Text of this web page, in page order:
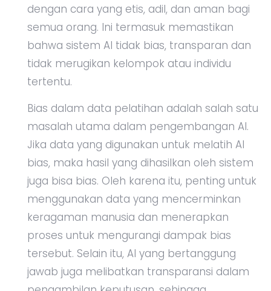
dengan cara yang etis, adil, dan aman bagi
semua orang. Ini termasuk memastikan
bahwa sistem AI tidak bias, transparan dan
tidak merugikan kelompok atau individu
tertentu.
Bias dalam data pelatihan adalah salah satu
masalah utama dalam pengembangan AI.
Jika data yang digunakan untuk melatih AI
bias, maka hasil yang dihasilkan oleh sistem
juga bisa bias. Oleh karena itu, penting untuk
menggunakan data yang mencerminkan
keragaman manusia dan menerapkan
proses untuk mengurangi dampak bias
tersebut. Selain itu, AI yang bertanggung
jawab juga melibatkan transparansi dalam